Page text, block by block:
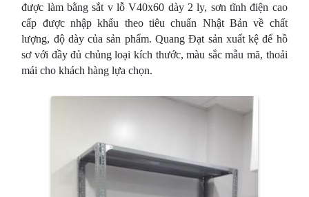
được làm bằng sắt v lỗ V40x60 dày 2 ly, sơn tĩnh điện cao
cấp được nhập khẩu theo tiêu chuẩn Nhật Bản về chất
lượng, độ dày của sản phẩm. Quang Đạt sản xuất kệ để hồ
sơ với đầy đủ chủng loại kích thước, màu sắc mẫu mã, thoải
mái cho khách hàng lựa chọn.